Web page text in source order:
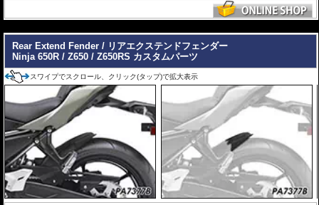
Rear Extend Fender / リアエクステンドフェンダー
Ninja 650R / Z650 / Z650RS カスタムパーツ
スワイプでスクロール、クリック(タップ)で拡大表示